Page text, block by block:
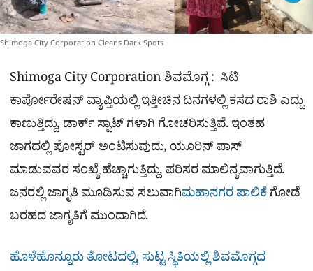
Shimoga City Corporation Cleans Dark Spots
Shimoga City Corporation ಶಿವಮೊಗ್ಗ : ಸಿಟಿ
ಕಾರ್ಪೋರೇಷನ್ ವ್ಯಾಪ್ತಿಯಲ್ಲಿ ಇತ್ತೀಚಿನ ದಿನಗಳಲ್ಲಿ ಕಸದ ರಾಶಿ ಎದ್ದು
ಕಾಣುತ್ತಿದ್ದು, ಡಾರ್ಕ್ ಸ್ಪಾಟ್ ಗಳಾಗಿ ಗೋಚರಿಸುತ್ತಿವೆ. ಇಂತಹ
ಜಾಗದಲ್ಲಿ ಪೋಸ್ಟರ್ ಅಂಟಿಸುವುದು, ಯೂರಿನ್ ಪಾಸ್
ಮಾಡುವವರ ಸಂಖ್ಯೆ ಹೆಚ್ಚಾಗುತ್ತಿದ್ದು, ಪರಿಸರ ಮಾಲಿನ್ಯವಾಗುತ್ತಿದೆ.
ಜನರಲ್ಲಿ ಜಾಗೃತಿ ಮೂಡಿಸುವ ಸಲುವಾಗಿಮಹಾನಗರ ಪಾಲಿಕೆಗೋಡೆ
ಬರಹದ ಜಾಗೃತಿಗೆ ಮುಂದಾಗಿದೆ.
ಹೊಳೆಹೊನ್ನೂರು ತೋಟದಲ್ಲಿ, ಸುಟ್ಟ ಸ್ಥಿತಿಯಲ್ಲಿ ಶಿವಮೊಗ್ಗದ